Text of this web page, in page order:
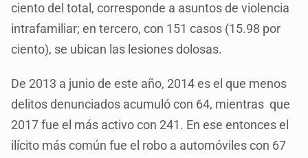
ciento del total, corresponde a asuntos de violencia
intrafamiliar; en tercero, con 151 casos (15.98 por
ciento), se ubican las lesiones dolosas.
De 2013 a junio de este año, 2014 es el que menos
delitos denunciados acumuló con 64, mientras que
2017 fue el más activo con 241. En ese entonces el
ilícito más común fue el robo a automóviles con 67